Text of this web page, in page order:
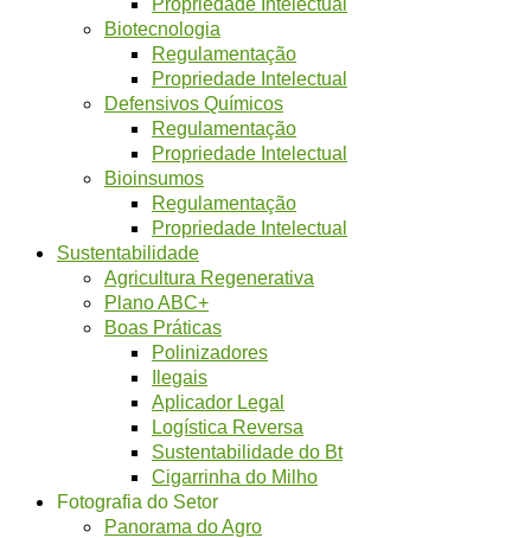
Biotecnologia
Regulamentação
Propriedade Intelectual
Defensivos Químicos
Regulamentação
Propriedade Intelectual
Bioinsumos
Regulamentação
Propriedade Intelectual
Sustentabilidade
Agricultura Regenerativa
Plano ABC+
Boas Práticas
Polinizadores
Ilegais
Aplicador Legal
Logística Reversa
Sustentabilidade do Bt
Cigarrinha do Milho
Fotografia do Setor
Panorama do Agro